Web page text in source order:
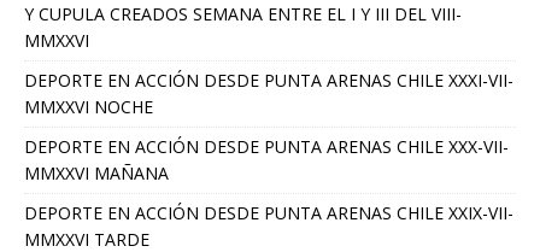
Y CUPULA CREADOS SEMANA ENTRE EL I Y III DEL VIII-
MMXXVI
DEPORTE EN ACCIÓN DESDE PUNTA ARENAS CHILE XXXI-VII-
MMXXVI NOCHE
DEPORTE EN ACCIÓN DESDE PUNTA ARENAS CHILE XXX-VII-
MMXXVI MAÑANA
DEPORTE EN ACCIÓN DESDE PUNTA ARENAS CHILE XXIX-VII-
MMXXVI TARDE